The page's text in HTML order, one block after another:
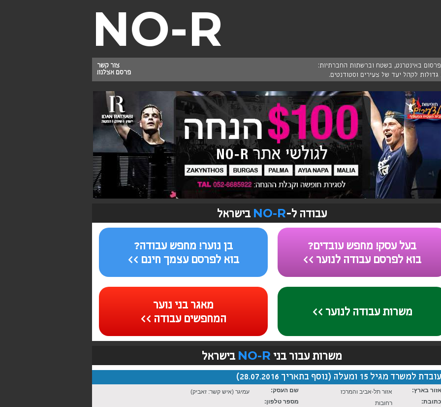
NO-R
באינטרנט, בשטח וברשתות החברתיות:
לקהל יעד של צעירים וסטודנטים.
צור קשר
פרסם אצלנו!
עבודה ל-NO-R בישראל
בעל עסק! מחפש עובדים?
בוא לפרסם עבודה לנוער >>
בן נוער! מחפש עבודה?
בוא לפרסם עצמך חינם >>
משרות עבודה לנוער >>
מאגר בני נוער
המחפשים עבודה >>
משרות עבור בני NO-R בישראל
עובדת למשרד מגיל 15 ומעלה (נוסף בתאריך 28.07.2016)
אזור בארץ: אזור תל-אביב והמרכז שם העסק:
עמיגר (איש קשר: זאביק)
כתובת:
רחובות
מספר טלפון: